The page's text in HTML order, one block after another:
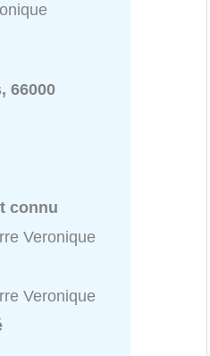
66000
connu
Veronique
Veronique